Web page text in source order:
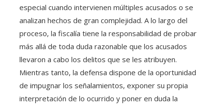
especial cuando intervienen múltiples acusados o se
analizan hechos de gran complejidad. A lo largo del
proceso, la fiscalía tiene la responsabilidad de probar
más allá de toda duda razonable que los acusados
llevaron a cabo los delitos que se les atribuyen.
Mientras tanto, la defensa dispone de la oportunidad
de impugnar los señalamientos, exponer su propia
interpretación de lo ocurrido y poner en duda la